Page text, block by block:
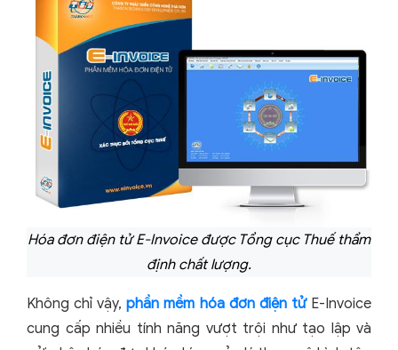
Hóa đơn điện tử E-Invoice được Tổng cục Thuế thẩm
định chất lượng.
Không chỉ vậy,phần mềm hóa đơn điện tửE-Invoice
cung cấp nhiều tính năng vượt trội như tạo lập và